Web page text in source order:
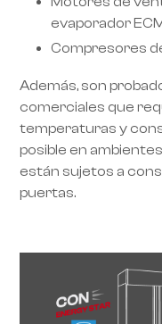
evaporador
Compresores
Además, son
comerciales que
temperaturas y
posible en
están sujetos a
puertas.